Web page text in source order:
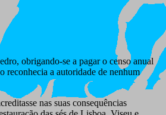
obrigando-se a pagar o censo anual
reconhecia a autoridade de nenhum
nas suas consequências